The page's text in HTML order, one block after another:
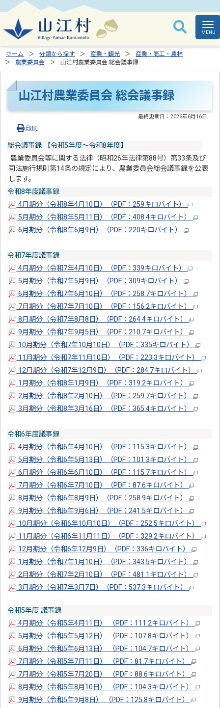
ホーム 分類から探す 産業・観光
産業・商工・農林
農業委員会
山江村農業委員会 総会議事録
山江村農業委員会 総会議事録
最終更新日：2026年6月16日
印刷
総会議事録 【令和5年度～令和8年度】
農業委員会等に関する法律（昭和26年法律第88号）第33条及び
同法施行規則第14条の規定により、農業委員会総会議事録を公表
します。
令和8年度議事録
4月期分（令和8年4月10日）（PDF：259キロバイト）
5月期分（令和8年5月11日）（PDF：408.4キロバイト）
6月期分（令和8年6月9日）（PDF：220キロバイト）
令和7年度議事録
4月期分（令和7年4月10日）（PDF：339キロバイト）
5月期分（令和7年5月9日）（PDF：309キロバイト）
6月期分（令和7年6月10日）（PDF：258.7キロバイト）
7月期分（令和7年7月10日）（PDF：156.2キロバイト）
8月期分（令和7年8月8日）（PDF：264.4キロバイト）
9月期分（令和7年9月5日）（PDF：210.7キロバイト）
10月期分（令和7年10月10日）（PDF：335キロバイト）
11月期分（令和7年11月10日）（PDF：223.3キロバイト）
12月期分（令和7年12月9日）（PDF：284.7キロバイト）
1月期分（令和8年1月9日）（PDF：319.2キロバイト）
2月期分（令和8年2月10日）（PDF：259.7キロバイト）
3月期分（令和8年3月16日）（PDF：365.4キロバイト）
令和6年度議事録
4月期分（令和6年4月10日）（PDF：115.3キロバイト）
5月期分（令和6年5月13日）（PDF：101.3キロバイト）
6月期分（令和6年6月10日）（PDF：115.7キロバイト）
7月期分（令和6年7月10日）（PDF：87.6キロバイト）
8月期分（令和6年8月9日）（PDF：258.9キロバイト）
9月期分（令和6年9月6日）（PDF：241.5キロバイト）
10月期分（令和6年10月10日）（PDF：252.5キロバイト）
11月期分（令和6年11月11日）（PDF：329.2キロバイト）
12月期分（令和6年12月9日）（PDF：336キロバイト）
1月期分（令和7年1月10日）（PDF：343.5キロバイト）
2月期分（令和7年2月10日）（PDF：481.1キロバイト）
3月期分（令和7年3月7日）（PDF：537.3キロバイト）
令和5年度 議事録
4月期分（令和5年4月11日） （PDF：111.2キロバイト）
5月期分（令和5年5月12日） （PDF：107.8キロバイト）
6月期分（令和5年6月13日） （PDF：104.7キロバイト）
7月期分（令和5年7月11日） （PDF：81.7キロバイト）
7月期分（令和5年7月20日） （PDF：88.6キロバイト）
8月期分（令和5年8月10日） （PDF：104.3キロバイト）
9月期分（令和5年9月8日） （PDF：125.8キロバイト）